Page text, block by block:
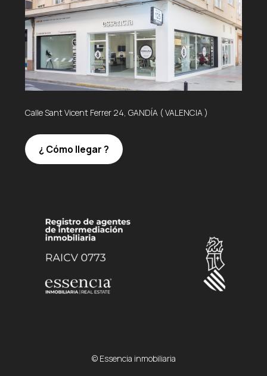
Calle Sant Vicent Ferrer 24, GANDÍA ( VALENCIA )
¿ Cómo llegar ?
© Essencia inmobiliaria